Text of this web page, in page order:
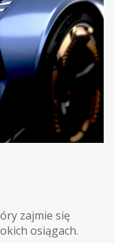
zajmie się
osiągach.